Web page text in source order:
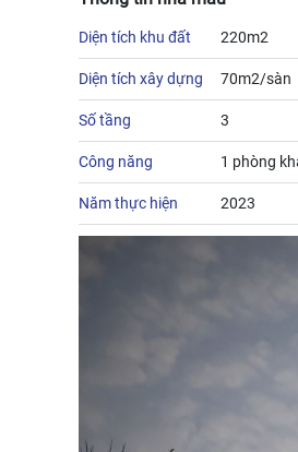
Diện tích khu đất 220m2
Diện tích xây dựng 70m2/sàn
Số tầng 3
Công năng 1 phòng
Năm thực hiện 2023